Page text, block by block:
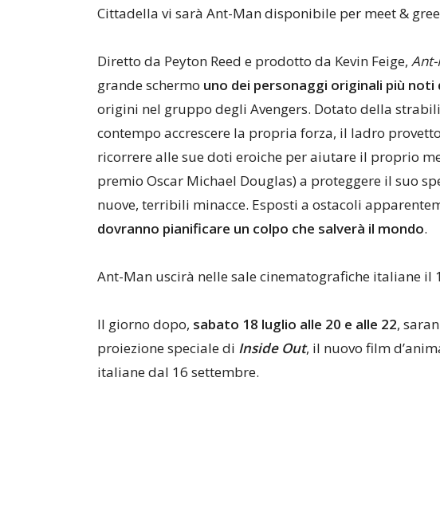
Cittadella vi sarà Ant-Man disponibile per meet &
Diretto da Peyton Reed e prodotto da Kevin Feige,
grande schermo uno dei personaggi originali più noti
origini nel gruppo degli Avengers. Dotato della
contempo accrescere la propria forza, il ladro
ricorrere alle sue doti eroiche per aiutare il proprio
premio Oscar Michael Douglas) a proteggere il suo
nuove, terribili minacce. Esposti a ostacoli
dovranno pianificare un colpo che salverà il mondo.
Ant-Man uscirà nelle sale cinematografiche italiane il
Il giorno dopo, sabato 18 luglio alle 20 e alle 22,
proiezione speciale di Inside Out, il nuovo film
italiane dal 16 settembre.